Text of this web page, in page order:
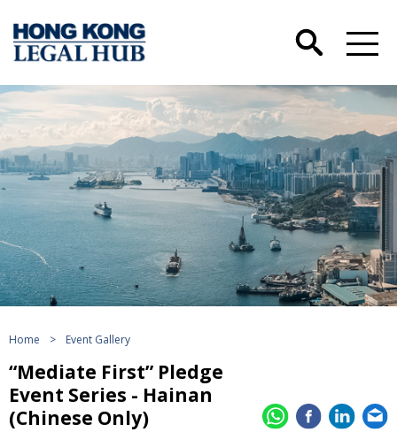
Home > Event Gallery
“Mediate First” Pledge
Event Series - Hainan
(Chinese Only)